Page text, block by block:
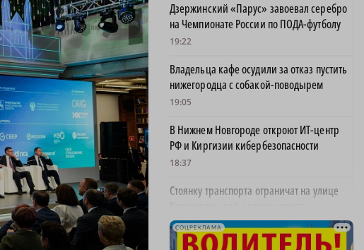
Дзержинский «Парус» завоевал серебро
на Чемпионате России по ПОДА-футболу
19:22
Владельца кафе осудили за отказ пустить
нижегородца с собакой-поводырем
19:05
В Нижнем Новгороде откроют ИТ-центр
РФ и Киргизии кибербезопасности
18:37
Стоянку транспорта ограничат на улице
18:37
СОЦРЕКЛАМА